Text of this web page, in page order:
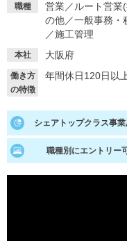
イベントを探す
就活ノウハウ・サ
就活支援
適職診断
職種 営業／ ルート営業
の他／一般事務・
／施工管理
本社 大阪府
働き方
の特徴
年間休日120日以
シェアトップクラス事業
職種別にエントリー